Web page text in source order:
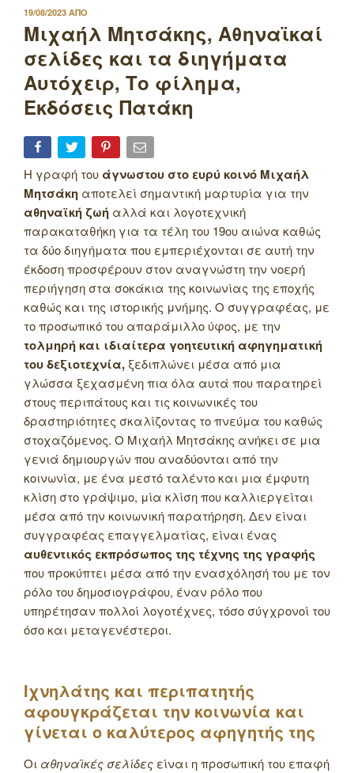
ΔΗΜΟΣΙΕΥΤΗΚΕ
ΣΤΙΣ
19/08/2023 ΑΠΟ
Μιχαήλ Μητσάκης, Αθηναϊκαί
σελίδες και τα διηγήματα
Αυτόχειρ, Το φίλημα,
Εκδόσεις Πατάκη
Η γραφή του άγνωστου στο ευρύ κοινό Μιχαήλ
Μητσάκη αποτελεί σημαντική μαρτυρία για την
αθηναϊκή ζωή αλλά και λογοτεχνική
παρακαταθήκη για τα τέλη του 19ου αιώνα καθώς
τα δύο διηγήματα που εμπεριέχονται σε αυτή την
έκδοση προσφέρουν στον αναγνώστη την νοερή
περιήγηση στα σοκάκια της κοινωνίας της εποχής
καθώς και της ιστορικής μνήμης. Ο συγγραφέας, με
το προσωπικό του απαράμιλλο ύφος, με την
τολμηρή και ιδιαίτερα γοητευτική αφηγηματική
του δεξιοτεχνία, ξεδιπλώνει μέσα από μια
γλώσσα ξεχασμένη πια όλα αυτά που παρατηρεί
στους περιπάτους και τις κοινωνικές του
δραστηριότητες σκαλίζοντας το πνεύμα του καθώς
στοχαζόμενος. Ο Μιχαήλ Μητσάκης ανήκει σε μια
γενιά δημιουργών που αναδύονται από την
κοινωνία, με ένα μεστό ταλέντο και μια έμφυτη
κλίση στο γράψιμο, μία κλίση που καλλιεργείται
μέσα από την κοινωνική παρατήρηση. Δεν είναι
συγγραφέας επαγγελματίας, είναι ένας
αυθεντικός εκπρόσωπος της τέχνης της γραφής
που προκύπτει μέσα από την ενασχόλησή του με τον
ρόλο του δημοσιογράφου, έναν ρόλο που
υπηρέτησαν πολλοί λογοτέχνες, τόσο σύγχρονοί του
όσο και μεταγενέστεροι.
Ιχνηλάτης και περιπατητής
αφουγκράζεται την κοινωνία και
γίνεται ο καλύτερος αφηγητής της
Οι αθηναϊκές σελίδες είναι η προσωπική του επαφή